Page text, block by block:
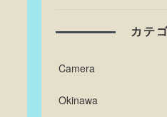
カテ
Camera
Okinawa